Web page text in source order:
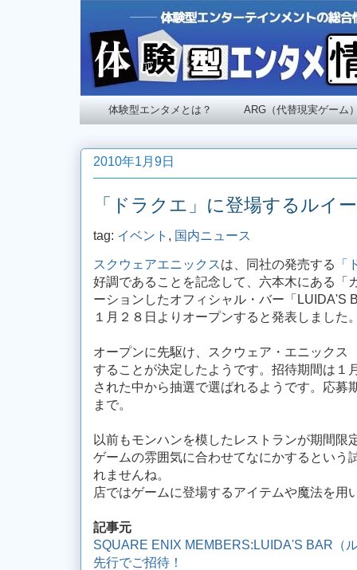
体験型エンタメとは？ ARG（代替現実ゲーム
2010年1月9日
「ドラクエ」に登場するルイ
tag: イベント , 国内ニュース
スクウェアエニックスは、同社の発売する
「
好調であることを記念して、六本木にある
ーションしたオフィシャル・バー「LUIDA'S
１月２８日よりオープンすると発表しました
オープンに先駆け、スクウェア・エニック
することが決定したようです。招待期間は１
された中から抽選で選ばれるようです。応募
まで。
以前もモンハンを模したレストランが期間限
ゲームの雰囲気に合わせてなにかするという
れませんね。
店ではゲームに登場するアイテムや魔法を用
記事元
SQUARE ENIX MEMBERS:LUIDA'S BAR
先行でご招待！